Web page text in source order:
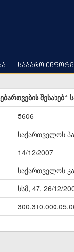
საჯარო
5606
საქართველოს
14/12/2007
საქართველოს
სსმ, 47, 26/12/